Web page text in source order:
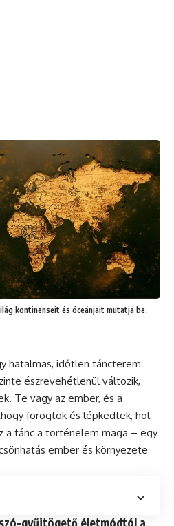
kontinenseit és óceánjait mutatja be,
hatalmas, időtlen táncterem
észrevehétlenül változik,
Te vagy az ember, és a
forogtok és lépkedtek, hol
a tánc a történelem maga – egy
ember és környezete
gyűjtögető életmódtól a